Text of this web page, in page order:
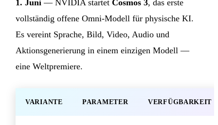
1. Juni — NVIDIA startet Cosmos 3, das erste
vollständig offene Omni-Modell für physische KI.
Es vereint Sprache, Bild, Video, Audio und
Aktionsgenerierung in einem einzigen Modell —
eine Weltpremiere.
VARIANTE PARAMETER VERFÜGBARKEIT